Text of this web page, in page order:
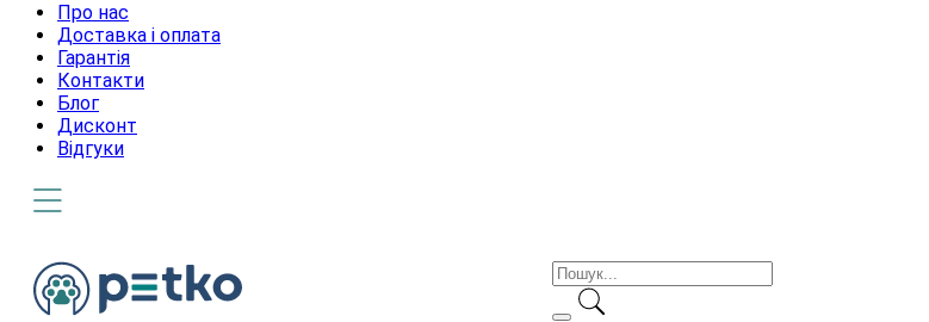
Про нас
Доставка і оплата
Гарантія
Контакти
Блог
Дисконт
Відгуки